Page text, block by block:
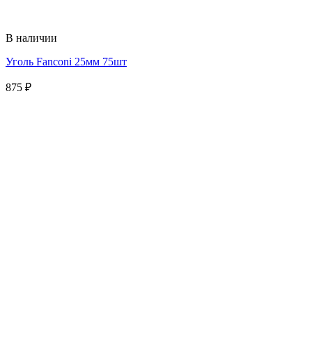
В наличии
Уголь Fanconi 25мм 75шт
875 ₽